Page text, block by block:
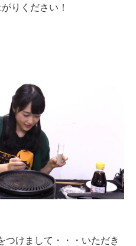
りください！
つけまして・・・いただき